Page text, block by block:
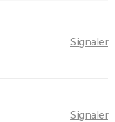
Signaler
Signaler